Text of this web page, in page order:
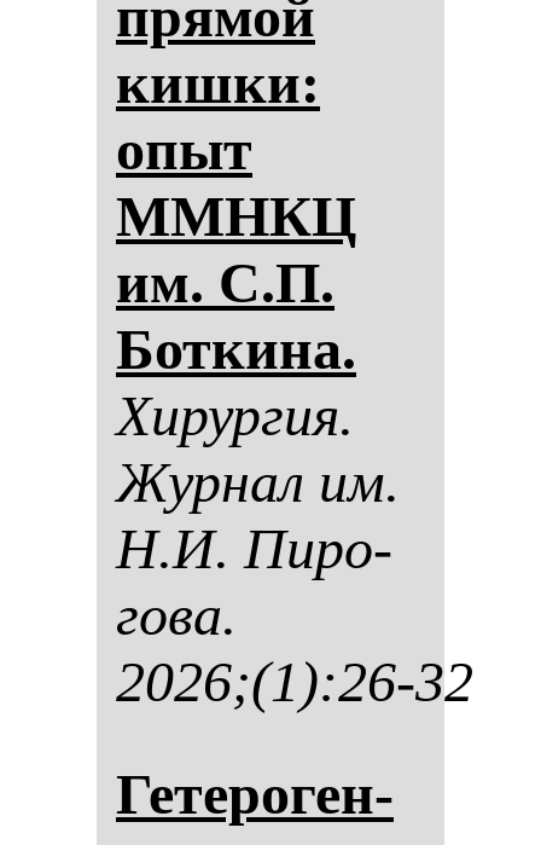
пря­мой
киш­ки:
опыт
ММНКЦ
им. С.П.
Бот­ки­на.
Хи­рур­гия.
Жур­нал им.
Н.И. Пи­ро­
го­ва.
2026;(1):26-32
Ге­те­ро­ген­